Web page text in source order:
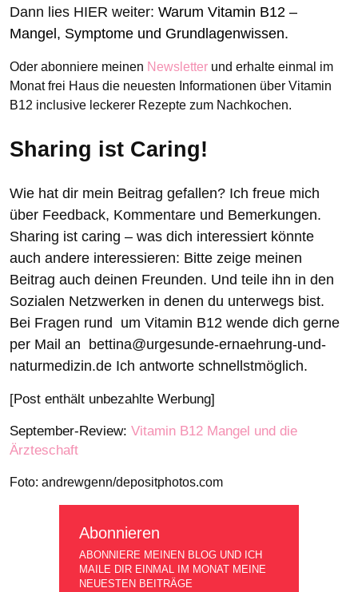
Dann lies HIER weiter: Warum Vitamin B12 –
Mangel, Symptome und Grundlagenwissen.
Oder abonniere meinen Newsletter und erhalte einmal im
Monat frei Haus die neuesten Informationen über Vitamin
B12 inclusive leckerer Rezepte zum Nachkochen.
Sharing ist Caring!
Wie hat dir mein Beitrag gefallen? Ich freue mich
über Feedback, Kommentare und Bemerkungen.
Sharing ist caring – was dich interessiert könnte
auch andere interessieren: Bitte zeige meinen
Beitrag auch deinen Freunden. Und teile ihn in den
Sozialen Netzwerken in denen du unterwegs bist.
Bei Fragen rund um Vitamin B12 wende dich gerne
per Mail an bettina@urgesunde-ernaehrung-und-
naturmedizin.de Ich antworte schnellstmöglich.
[Post enthält unbezahlte Werbung]
September-Review: Vitamin B12 Mangel und die
Ärzteschaft
Foto: andrewgenn/depositphotos.com
Abonnieren
ABONNIERE MEINEN BLOG UND ICH
MAILE DIR EINMAL IM MONAT MEINE
NEUESTEN BEITRÄGE